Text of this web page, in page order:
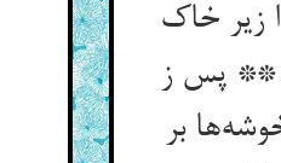
زیر خاک
** پس ز
بر